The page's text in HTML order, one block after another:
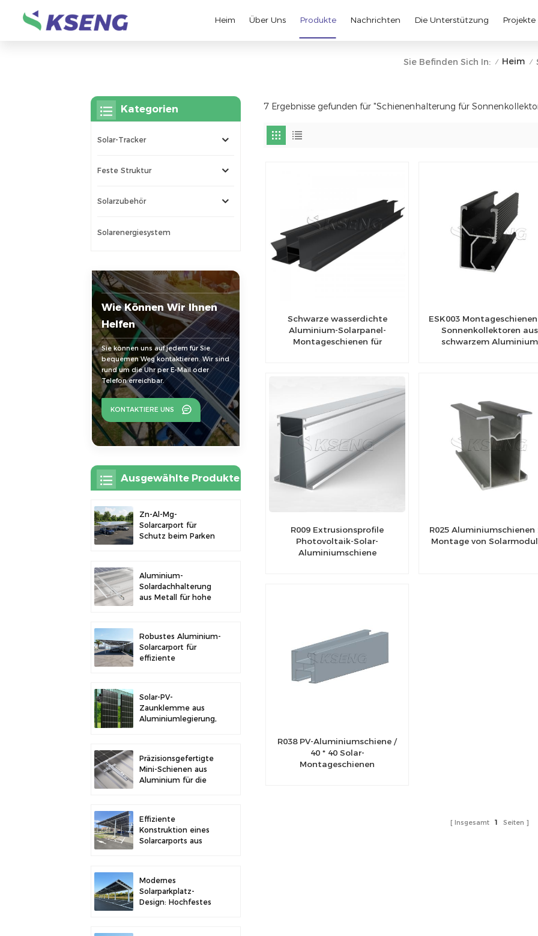
Heim Über Uns Produkte Nachrichten Die Unterstützung Projekte
Sie Befinden Sich In: / Heim /
7 Ergebnisse gefunden für "Schienenhalterung für
Schwarze wasserdichte
Aluminium-Solarpanel-
Montageschienen für
ESK003
Sonnenkollektoren aus
schwarzem Aluminium
R009 Extrusionsprofile
Photovoltaik-Solar-
Aluminiumschiene
R025 Aluminiumschienen
Montage von
R038 PV-Aluminiumschiene /
40 * 40 Solar-
Montageschienen
Insgesamt 1 Seiten
Kategorien
Solar-Tracker
Feste Struktur
Solarzubehör
Solarenergiesystem
Wie Können Wir Ihnen
Helfen
Sie können uns auf jedem für Sie
bequemen Weg kontaktieren. Wir sind
rund um die Uhr per E-Mail oder
Telefon erreichbar.
KONTAKTIERE UNS
Ausgewählte Produkte
Zn-Al-Mg-
Solarcarport für
Schutz beim Parken
Aluminium-
Solardachhalterung
aus Metall für hohe
Robustes Aluminium-
Solarcarport für
effiziente
Solar-PV-
Zaunklemme aus
Aluminiumlegierung,
Präzisionsgefertigte
Mini-Schienen aus
Aluminium für die
Effiziente
Konstruktion eines
Solarcarports aus
Modernes
Solarparkplatz-
Design: Hochfestes